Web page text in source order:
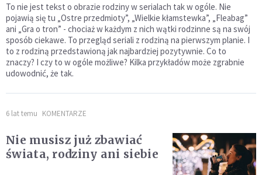
To nie jest tekst o obrazie rodziny w serialach tak w ogóle. Nie
pojawią się tu „Ostre przedmioty”, „Wielkie kłamstewka”, „Fleabag”
ani „Gra o tron” - chociaż w każdym z nich wątki rodzinne są na swój
sposób ciekawe. To przegląd seriali z rodziną na pierwszym planie. I
to z rodziną przedstawioną jak najbardziej pozytywnie. Co to
znaczy? I czy to w ogóle możliwe? Kilka przykładów może zgrabnie
udowodnić, że tak.
6 lat temu KOMENTARZE
Nie musisz już zbawiać
świata, rodziny ani siebie